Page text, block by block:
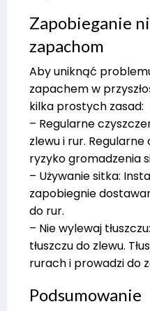
Zapobieganie
zapachom
Aby uniknąć
zapachem w
kilka prostych zasad:
– Regularne
zlewu i rur.
ryzyko gromadzenia
– Używanie sitka:
zapobiegnie
do rur.
– Nie wylewaj
tłuszczu do zlewu.
rurach i prowadzi do
Podsumowanie